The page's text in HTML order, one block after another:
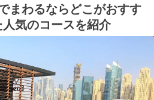
まわるならどこがおすす
気のコースを紹介